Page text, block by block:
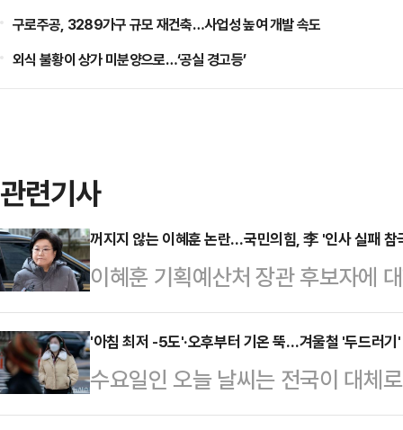
구로주공, 3289가구 규모 재건축…사업성 높여 개발 속도
외식 불황이 상가 미분양으로…‘공실 경고등’
관련기사
꺼지지 않는 이혜훈 논란…국민의힘, 李 '인사 실패 참
이혜훈 기획예산처 장관 후보자에
진사퇴를 촉구하고 있다. 특히 이재
소리가 일고 있는 가운데, 이 후보
관계와 책임 여부를 가르는 검증의
대한 인사청문요청안은 지난 2일
'아침 최저 -5도'·오후부터 기온 뚝…겨울철 '두드러
수요일인 오늘 날씨는 전국이 대체
기가 내려오면서 점차 추워지겠다.